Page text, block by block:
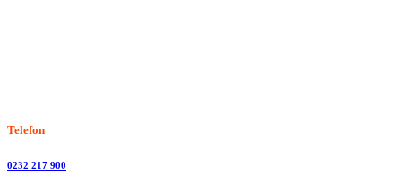
Telefon
0232 217 900